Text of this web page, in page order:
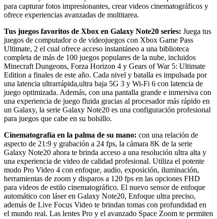
para capturar fotos impresionantes, crear videos cinematográficos y
ofrece experiencias avanzadas de multitarea.
Tus juegos favoritos de Xbox en Galaxy Note20 series: Juega tus
juegos de computador o de videojuegos con Xbox Game Pass
Ultimate, 2 el cual ofrece acceso instantáneo a una biblioteca
completa de más de 100 juegos populares de la nube, incluidos
Minecraft Dungeons, Forza Horizon 4 y Gears of War 5: Ultimate
Edition a finales de este año. Cada nivel y batalla es impulsada por
una latencia ultrarrápida,ultra baja 5G 3 y Wi-Fi 6 con latencia de
juego optimizada. Además, con una pantalla grande e inmersiva con
una experiencia de juego fluida gracias al procesador más rápido en
un Galaxy, la serie Galaxy Note20 es una configuración profesional
para juegos que cabe en su bolsillo.
Cinematografía en la palma de su mano: con una relación de
aspecto de 21:9 y grabación a 24 fps, la cámara 8K de la serie
Galaxy Note20 ahora te brinda acceso a una resolución ultra alta y
una experiencia de video de calidad profesional. Utiliza el potente
modo Pro Video 4 con enfoque, audio, exposición, iluminación,
herramientas de zoom y disparos a 120 fps en las opciones FHD
para videos de estilo cinematográfico. El nuevo sensor de enfoque
automático con láser en Galaxy Note20, Enfoque ultra preciso,
además de Live Focus Video te brindan tomas con profundidad en
el mundo real. Las lentes Pro y el avanzado Space Zoom te permiten